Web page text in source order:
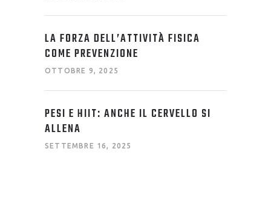
LA FORZA DELL’ATTIVITÀ FISICA
COME PREVENZIONE
OTTOBRE 9, 2025
PESI E HIIT: ANCHE IL CERVELLO SI
ALLENA
SETTEMBRE 16, 2025